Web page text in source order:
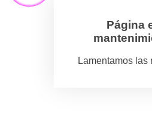
Página
Lamentamos las